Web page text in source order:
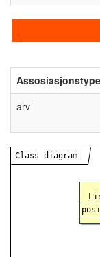
Assosiasjonstype
arv